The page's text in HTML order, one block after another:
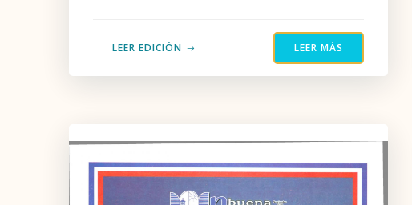
LEER EDICIÓN LEER MÁS